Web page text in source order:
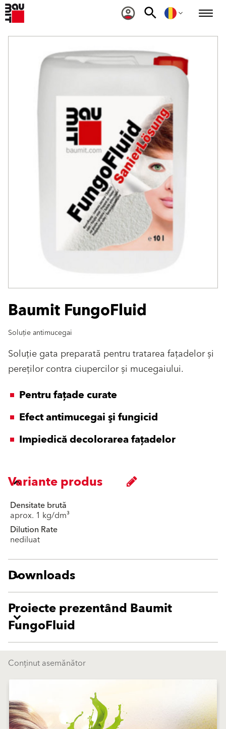
Baumit FungoFluid
Soluție antimucegai
Soluție gata preparată pentru tratarea fațadelor și
pereților contra ciupercilor și mucegaiului.
Pentru faţade curate
Efect antimucegai şi fungicid
Impiedică decolorarea fațadelor
Variante produs
Densitate brută
aprox. 1 kg/dm³
Dilution Rate
nediluat
Downloads
Proiecte prezentând Baumit
FungoFluid
Conținut asemănător